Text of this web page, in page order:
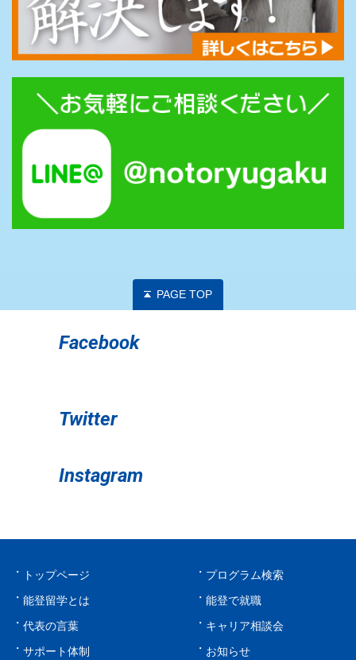
PAGE TOP
Facebook
Twitter
Instagram
トップページ
能登留学とは
代表の言葉
サポート体制
プログラム検索
能登で就職
キャリア相談会
お知らせ